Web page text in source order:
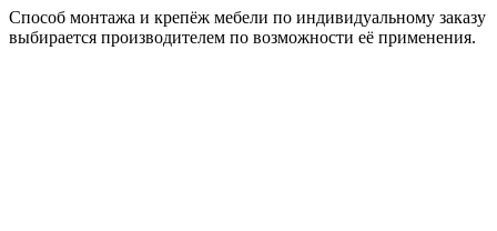
Способ монтажа и крепёж мебели по индивидуальному заказу
выбирается производителем по возможности её применения.